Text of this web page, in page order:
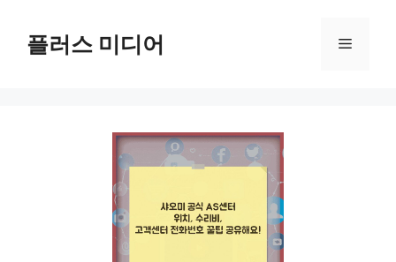
플러스 미디어 메